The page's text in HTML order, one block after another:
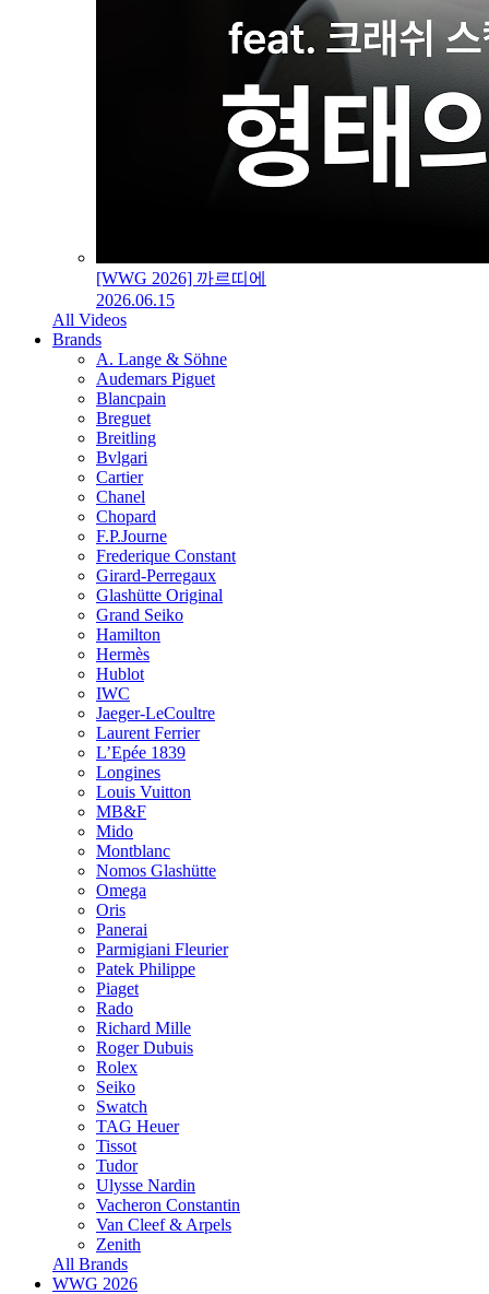
[WWG 2026] 까르띠에
2026.06.15
All Videos
Brands
A. Lange & Söhne
Audemars Piguet
Blancpain
Breguet
Breitling
Bvlgari
Cartier
Chanel
Chopard
F.P.Journe
Frederique Constant
Girard-Perregaux
Glashütte Original
Grand Seiko
Hamilton
Hermès
Hublot
IWC
Jaeger-LeCoultre
Laurent Ferrier
L’Epée 1839
Longines
Louis Vuitton
MB&F
Mido
Montblanc
Nomos Glashütte
Omega
Oris
Panerai
Parmigiani Fleurier
Patek Philippe
Piaget
Rado
Richard Mille
Roger Dubuis
Rolex
Seiko
Swatch
TAG Heuer
Tissot
Tudor
Ulysse Nardin
Vacheron Constantin
Van Cleef & Arpels
Zenith
All Brands
WWG 2026